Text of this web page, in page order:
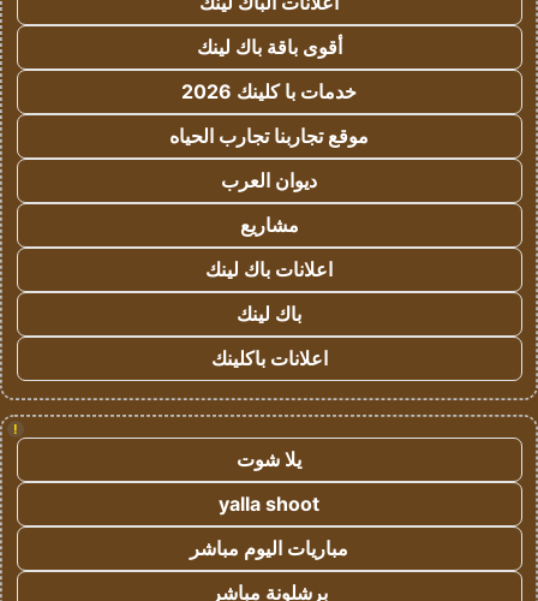
أقوى باقة باك لينك
خدمات با كلينك 2026
موقع تجاربنا تجارب الحياه
ديوان العرب
مشاريع
اعلانات باك لينك
باك لينك
اعلانات باكلينك
!
يلا شوت
yalla shoot
مباريات اليوم مباشر
برشلونة مباشر